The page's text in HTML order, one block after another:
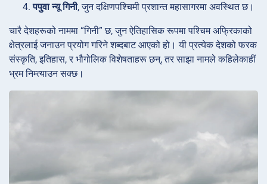
पपुवा न्यू गिनी, जुन दक्षिणपश्चिमी प्रशान्त महासागरमा अवस्थित छ।
चारै देशहरूको नाममा “गिनी” छ, जुन ऐतिहासिक रूपमा पश्चिम अफ्रिकाको
क्षेत्रलाई जनाउन प्रयोग गरिने शब्दबाट आएको हो। यी प्रत्येक देशको फरक
संस्कृति, इतिहास, र भौगोलिक विशेषताहरू छन्, तर साझा नामले कहिलेकाहीं
भ्रम निम्त्याउन सक्छ।